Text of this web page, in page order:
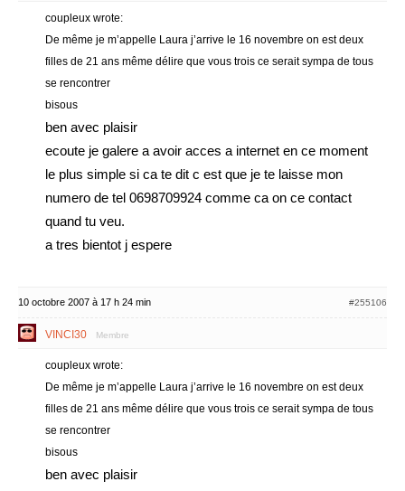
coupleux wrote:
De même je m’appelle Laura j’arrive le 16 novembre on est deux
filles de 21 ans même délire que vous trois ce serait sympa de tous
se rencontrer
bisous
ben avec plaisir
ecoute je galere a avoir acces a internet en ce moment
le plus simple si ca te dit c est que je te laisse mon
numero de tel 0698709924 comme ca on ce contact
quand tu veu.
a tres bientot j espere
10 octobre 2007 à 17 h 24 min #255106
VINCI30 Membre
coupleux wrote:
De même je m’appelle Laura j’arrive le 16 novembre on est deux
filles de 21 ans même délire que vous trois ce serait sympa de tous
se rencontrer
bisous
ben avec plaisir